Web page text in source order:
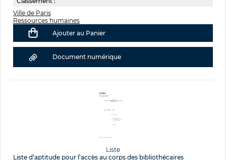
Ville de Paris
Ressources humaines
Ajouter au Panier
Document numérique
Liste
Liste d’aptitude pour l’accès au corps des bibliothécaires